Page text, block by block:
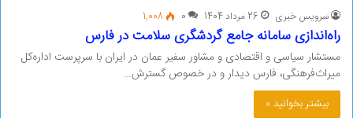
سرویس خبری 26 مرداد 1404 0
1,008
راه‌اندازی سامانه جامع گردشگری سلامت در فارس
مستشار سیاسی و اقتصادی و مشاور سفیر عمان در ایران با سرپرست اداره‌کل
میراث‌فرهنگی، فارس دیدار و در خصوص گسترش…
بیشتر بخوانید »